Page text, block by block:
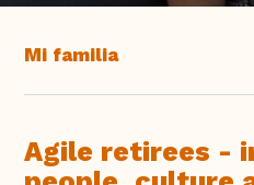
Mi familia
Agile retirees -